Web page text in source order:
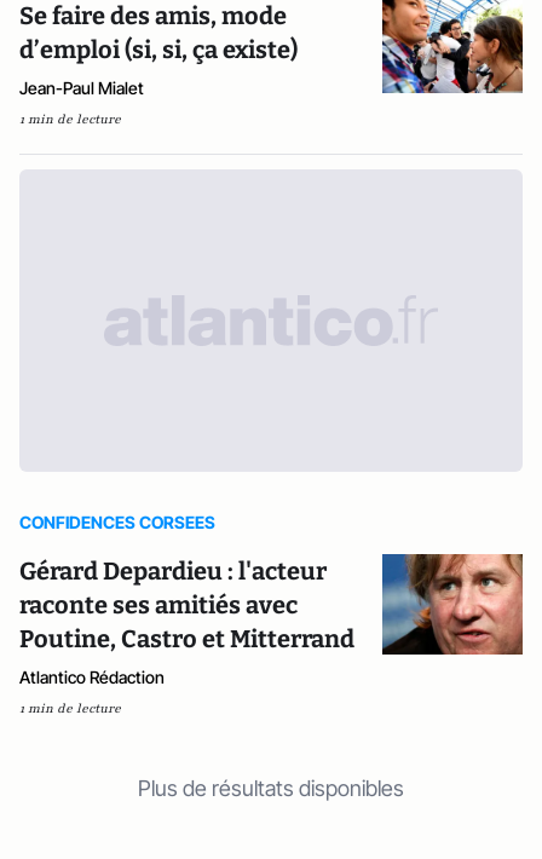
Se faire des amis, mode
d’emploi (si, si, ça existe)
Jean-Paul Mialet
1 min de lecture
CONFIDENCES CORSEES
Gérard Depardieu : l'acteur
raconte ses amitiés avec
Poutine, Castro et Mitterrand
Atlantico Rédaction
1 min de lecture
Plus de résultats disponibles